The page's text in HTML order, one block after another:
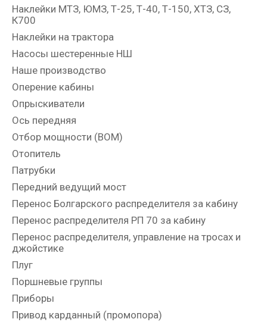
Наклейки МТЗ, ЮМЗ, Т-25, Т-40, Т-150, ХТЗ, СЗ,
К700
Наклейки на трактора
Насосы шестеренные НШ
Наше производство
Оперение кабины
Опрыскиватели
Ось передняя
Отбор мощности (ВОМ)
Отопитель
Патрубки
Передний ведущий мост
Перенос Болгарского распределителя за кабину
Перенос распределителя РП 70 за кабину
Перенос распределителя, управление на тросах и
джойстике
Плуг
Поршневые группы
Приборы
Привод карданный (промопора)